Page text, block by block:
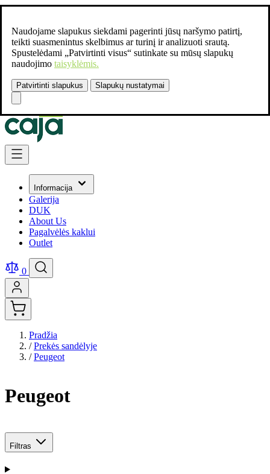
Naudojame slapukus siekdami pagerinti jūsų naršymo patirtį,
teikti suasmenintus skelbimus ar turinį ir analizuoti srautą.
Spustelėdami „Patvirtinti visus“ sutinkate su mūsų slapukų
naudojimo taisyklėmis.
Patvirtinti slapukus Slapukų nustatymai
Susisiekite:
Skip to Content
Informacija
Galerija
DUK
About Us
Pagalvėlės kaklui
Outlet
0
Pradžia
/ Prekės sandėlyje
/ Peugeot
Peugeot
Filtras